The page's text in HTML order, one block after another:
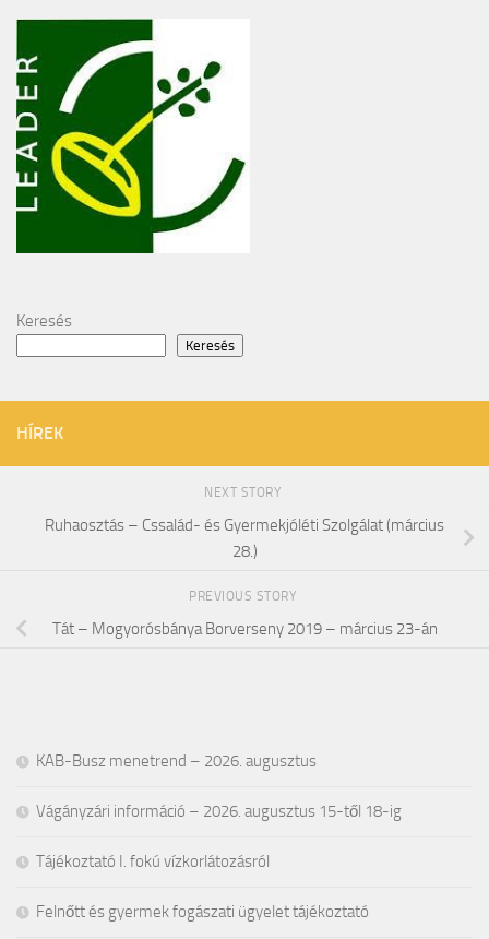
Keresés
Keresés
HÍREK
NEXT STORY
Ruhaosztás – Cssalád- és Gyermekjóléti Szolgálat (március
28.)
PREVIOUS STORY
Tát – Mogyorósbánya Borverseny 2019 – március 23-án
KAB-Busz menetrend – 2026. augusztus
Vágányzári információ – 2026. augusztus 15-től 18-ig
Tájékoztató I. fokú vízkorlátozásról
Felnőtt és gyermek fogászati ügyelet tájékoztató